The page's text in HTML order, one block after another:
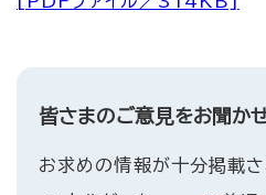
皆さまのご意見をお聞か
お求めの情報が十分掲載